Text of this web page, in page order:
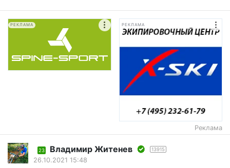
РЕКЛАМА РЕКЛАМА
Реклама
23 Владимир Житенев 13915
26.10.2021 15:48